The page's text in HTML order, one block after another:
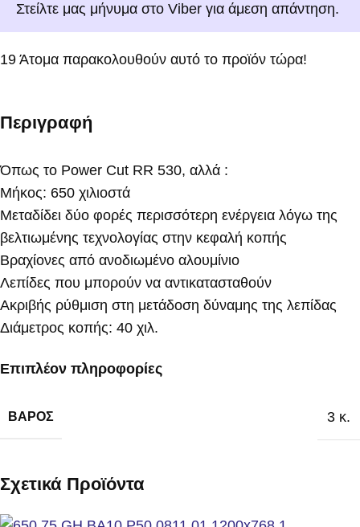
Στείλτε μας μήνυμα στο Viber για άμεση απάντηση.
19 Άτομα παρακολουθούν αυτό το προϊόν τώρα!
Περιγραφή
Όπως το Power Cut RR 530, αλλά :
Μήκος: 650 χιλιοστά
Μεταδίδει δύο φορές περισσότερη ενέργεια λόγω της
βελτιωμένης τεχνολογίας στην κεφαλή κοπής
Βραχίονες από ανοδιωμένο αλουμίνιο
Λεπίδες που μπορούν να αντικατασταθούν
Ακριβής ρύθμιση στη μετάδοση δύναμης της λεπίδας
Διάμετρος κοπής: 40 χιλ.
Επιπλέον πληροφορίες
ΒΆΡΟΣ 3 κ.
Σχετικά Προϊόντα